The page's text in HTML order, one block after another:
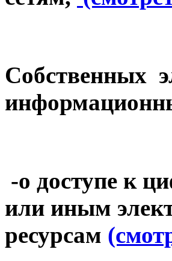
Собственных
-о доступе к
или иным
ресурсам